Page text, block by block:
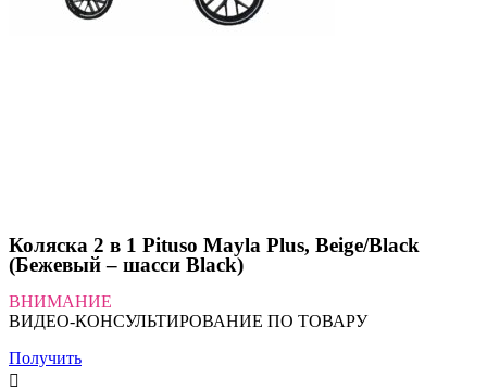
Коляска 2 в 1 Pituso Mayla Plus, Beige/Black
(Бежевый – шасси Black)
ВНИМАНИЕ
ВИДЕО-КОНСУЛЬТИРОВАНИЕ ПО ТОВАРУ
Получить